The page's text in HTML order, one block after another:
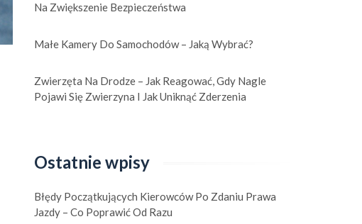
Na Zwiększenie Bezpieczeństwa
Małe Kamery Do Samochodów – Jaką Wybrać?
Zwierzęta Na Drodze – Jak Reagować, Gdy Nagle
Pojawi Się Zwierzyna I Jak Uniknąć Zderzenia
Ostatnie wpisy
Błędy Początkujących Kierowców Po Zdaniu Prawa
Jazdy – Co Poprawić Od Razu